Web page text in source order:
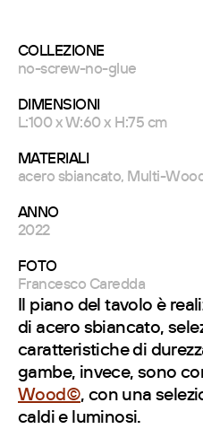
COLLEZIONE
no-screw-no-glue
DIMENSIONI
L:100 x W:60 x H:75 cm
MATERIALI
acero sbiancato, Multi-
ANNO
2022
FOTO
Francesco Caredda
Il piano del tavolo è
di acero sbiancato,
caratteristiche di
gambe, invece, sono
Wood©, con una
caldi e luminosi.